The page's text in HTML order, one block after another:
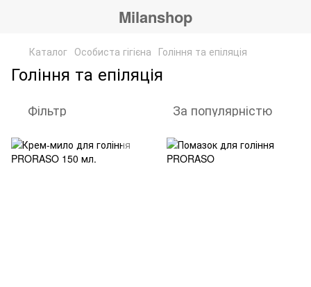
Milanshop
Каталог Особиста гігієна Гоління та епіляція
Гоління та епіляція
Фільтр За популярністю